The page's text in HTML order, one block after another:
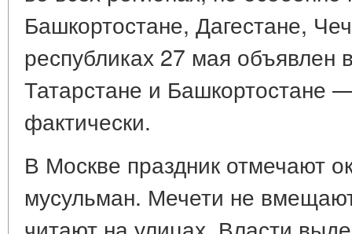
Башкортостане, Дагестане,
республиках 27 мая
Татарстане и
фактически.
В Москве праздник отмечают
мусульман. Мечети не